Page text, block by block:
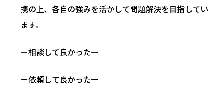
携の上、各自の強みを活かして問題解決を目指してい
ます。
ー相談して良かったー
ー依頼して良かったー